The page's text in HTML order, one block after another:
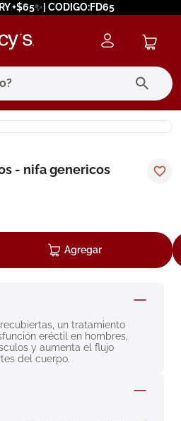
+$65✨| CODIGO:FD65
- nifa genericos
Agregar
un tratamiento
eréctil en hombres,
y aumenta el flujo
del cuerpo.